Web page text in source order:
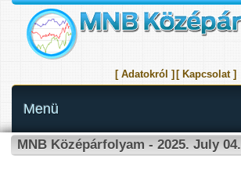
[ Adatokról ] [ Kapcsolat ]
Menü
MNB Középárfolyam - 2025. July 04.